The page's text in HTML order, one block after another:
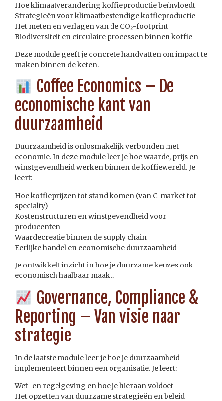
Hoe klimaatverandering koffieproductie beïnvloedt
Strategieën voor klimaatbestendige koffieproductie
Het meten en verlagen van de CO₂-footprint
Biodiversiteit en circulaire processen binnen koffie
Deze module geeft je concrete handvatten om impact te
maken binnen de keten.
Coffee Economics – De
economische kant van
duurzaamheid
Duurzaamheid is onlosmakelijk verbonden met
economie. In deze module leer je hoe waarde, prijs en
winstgevendheid werken binnen de koffiewereld. Je
leert:
Hoe koffieprijzen tot stand komen (van C-market tot
specialty)
Kostenstructuren en winstgevendheid voor
producenten
Waardecreatie binnen de supply chain
Eerlijke handel en economische duurzaamheid
Je ontwikkelt inzicht in hoe je duurzame keuzes ook
economisch haalbaar maakt.
Governance, Compliance &
Reporting – Van visie naar
strategie
In de laatste module leer je hoe je duurzaamheid
implementeert binnen een organisatie. Je leert:
Wet- en regelgeving en hoe je hieraan voldoet
Het opzetten van duurzame strategieën en beleid